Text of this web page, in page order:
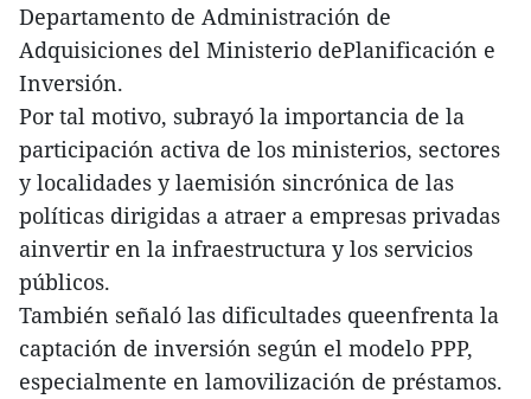
Departamento de Administración de
Adquisiciones del Ministerio dePlanificación e
Inversión.
Por tal motivo, subrayó la importancia de la
participación activa de los ministerios, sectores
y localidades y laemisión sincrónica de las
políticas dirigidas a atraer a empresas privadas
ainvertir en la infraestructura y los servicios
públicos.
También señaló las dificultades queenfrenta la
captación de inversión según el modelo PPP,
especialmente en lamovilización de préstamos.